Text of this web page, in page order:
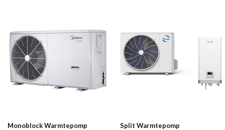
Monoblock Warmtepomp Split Warmtepomp